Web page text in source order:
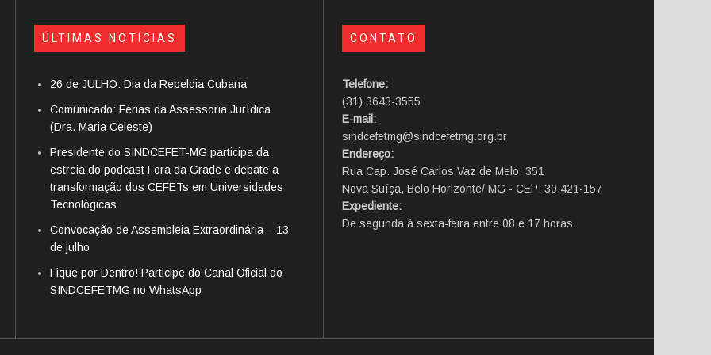
ÚLTIMAS NOTÍCIAS
26 de JULHO: Dia da Rebeldia Cubana
Comunicado: Férias da Assessoria Jurídica
(Dra. Maria Celeste)
Presidente do SINDCEFET-MG participa da
estreia do podcast Fora da Grade e debate a
transformação dos CEFETs em Universidades
Tecnológicas
Convocação de Assembleia Extraordinária – 13
de julho
Fique por Dentro! Participe do Canal Oficial do
SINDCEFETMG no WhatsApp
CONTATO
Telefone:
(31) 3643-3555
E-mail:
sindcefetmg@sindcefetmg.org.br
Endereço:
Rua Cap. José Carlos Vaz de Melo, 351
Nova Suíça, Belo Horizonte/ MG - CEP: 30.421-157
Expediente:
De segunda à sexta-feira entre 08 e 17 horas